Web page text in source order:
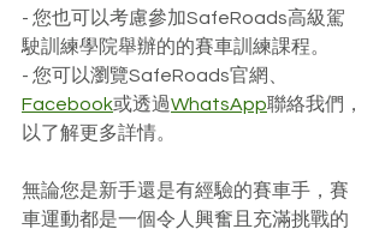
- 您也可以考慮參加SafeRoads高級駕
駛訓練學院舉辦的的賽車訓練課程。
- 您可以瀏覽SafeRoads官網、
Facebook或透過WhatsApp聯絡我們，
以了解更多詳情。
無論您是新手還是有經驗的賽車手，賽
車運動都是一個令人興奮且充滿挑戰的